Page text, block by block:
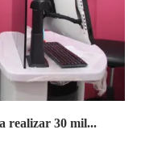
realizar 30 mil...